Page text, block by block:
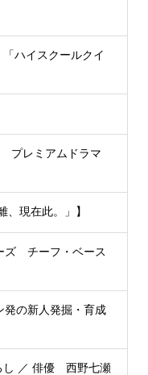
イスクールクイ
レミアムドラマ
現在此。」】
ズ チーフ・ベース
発の新人発掘・育成
／ 俳優 西野七瀬